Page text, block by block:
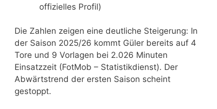
offizielles Profil)
Die Zahlen zeigen eine deutliche Steigerung: In
der Saison 2025/26 kommt Güler bereits auf 4
Tore und 9 Vorlagen bei 2.026 Minuten
Einsatzzeit (FotMob – Statistikdienst). Der
Abwärtstrend der ersten Saison scheint
gestoppt.